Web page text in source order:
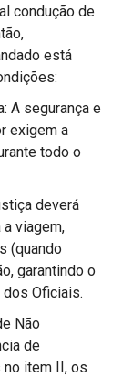
condução de
está
A segurança e
exigem a
todo o
deverá
viagem,
(quando
garantindo o
Oficiais.
Não
de
item II, os